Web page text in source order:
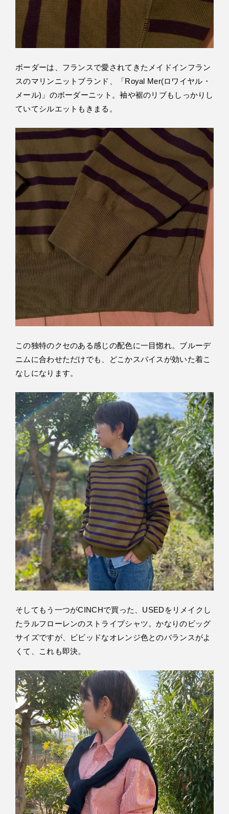
ボーダーは、フランスで愛されてきたメイドインフラン
スのマリンニットブランド、「Royal Mer(ロワイヤル・
メール)」のボーダーニット。袖や裾のリブもしっかりし
ていてシルエットもきまる。
この独特のクセのある感じの配色に一目惚れ。ブルーデ
ニムに合わせただけでも、どこかスパイスが効いた着こ
なしになります。
そしてもう一つがCINCHで買った、USEDをリメイクし
たラルフローレンのストライプシャツ。かなりのビッグ
サイズですが、ビビッドなオレンジ色とのバランスがよ
くて、これも即決。